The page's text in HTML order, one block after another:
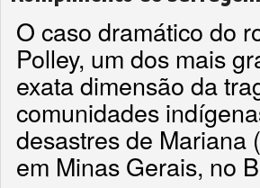
O caso dramático do
Polley, um dos mais
exata dimensão da
comunidades
desastres de Mariana
em Minas Gerais, no